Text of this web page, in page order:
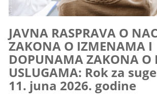
JAVNA RASPRAVA O
ZAKONA O IZMENAMA I
DOPUNAMA ZAKONA O
USLUGAMA: Rok za
11. juna 2026. godine